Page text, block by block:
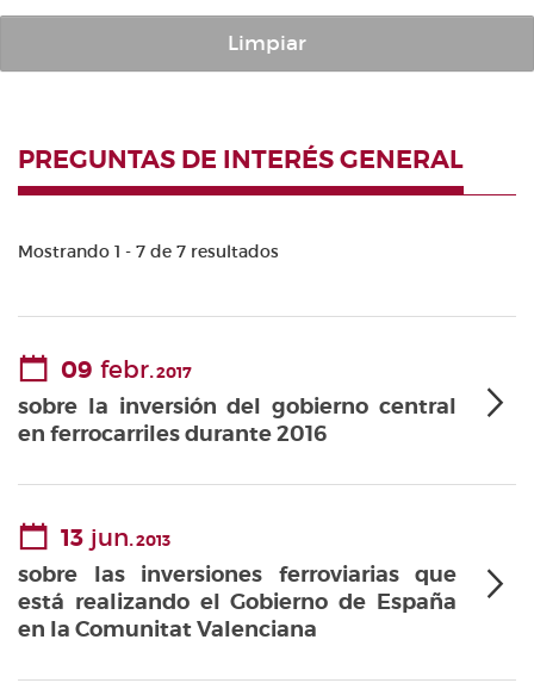
Limpiar
PREGUNTAS DE INTERÉS GENERAL
Mostrando 1 - 7 de 7 resultados
09 febr.2017
sobre la inversión del gobierno central
en ferrocarriles durante 2016
13 jun.2013
sobre las inversiones ferroviarias que
está realizando el Gobierno de España
en la Comunitat Valenciana